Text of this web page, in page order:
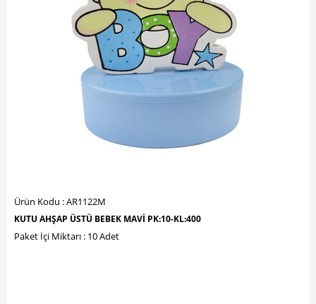
Ürün Kodu : AR1122M
KUTU AHŞAP ÜSTÜ BEBEK MAVİ PK:10-KL:400
Paket İçi Miktarı : 10 Adet